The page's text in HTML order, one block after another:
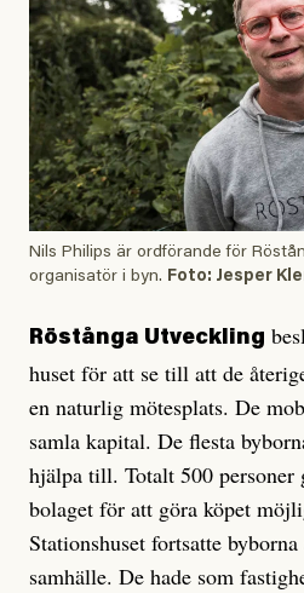
Nils Philips är ordförande för
organisatör i byn. Foto: Jesper
Röstånga Utveckling
huset för att se till att de
en naturlig mötesplats. De
samla kapital. De flesta
hjälpa till. Totalt 500 personer
bolaget för att göra köpet
Stationshuset fortsatte
samhälle. De hade som